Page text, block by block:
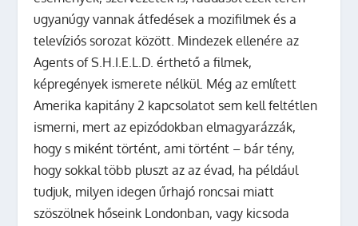
ugyanúgy vannak átfedések a mozifilmek és a
televíziós sorozat között. Mindezek ellenére az
Agents of S.H.I.E.L.D. érthető a filmek,
képregények ismerete nélkül. Még az említett
Amerika kapitány 2 kapcsolatot sem kell feltétlen
ismerni, mert az epizódokban elmagyarázzák,
hogy s miként történt, ami történt – bár tény,
hogy sokkal több pluszt az az évad, ha például
tudjuk, milyen idegen űrhajó roncsai miatt
szöszölnek hőseink Londonban, vagy kicsoda